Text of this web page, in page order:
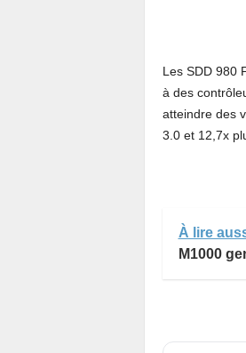
Les SDD 980
à des
atteindre des
3.0 et 12,7x
À lire
M1000